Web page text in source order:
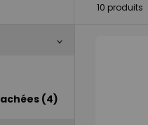
10 produits
(4)